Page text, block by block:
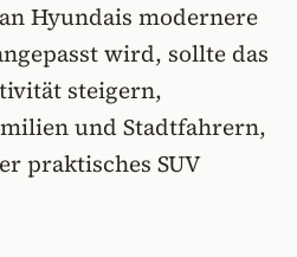
Hyundais modernere
wird, sollte das
steigern,
und Stadtfahrern,
praktisches SUV